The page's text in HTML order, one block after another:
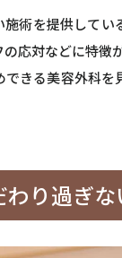
施術を提供してい
応対などに特徴
できる美容外科を
り過ぎな